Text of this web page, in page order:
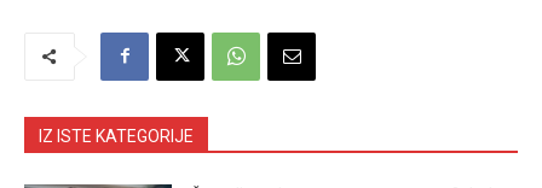
IZ ISTE KATEGORIJE